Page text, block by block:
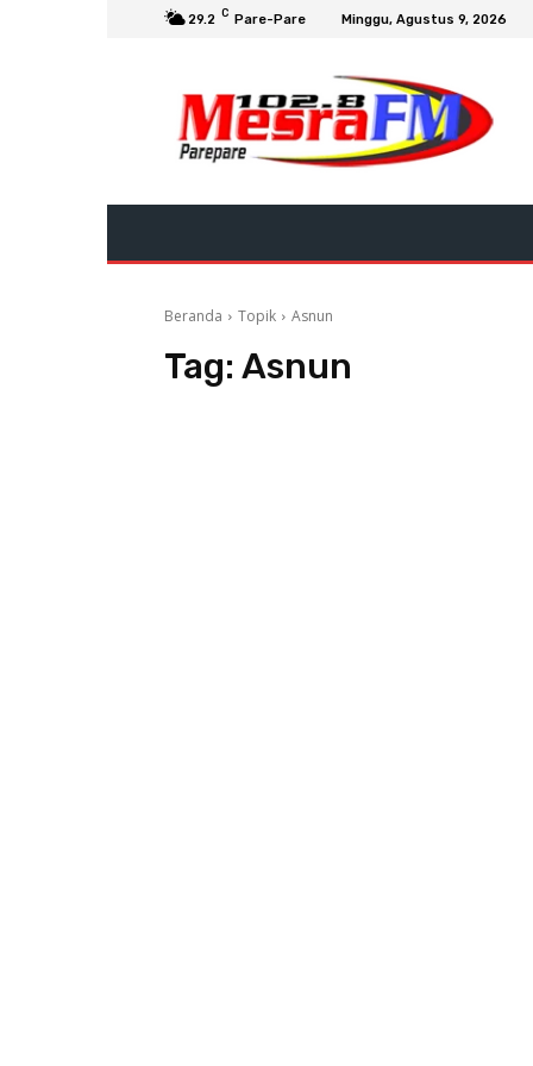
29.2 C Pare-Pare Minggu, Agustus 9, 2026
Beranda Topik Asnun
Tag: Asnun